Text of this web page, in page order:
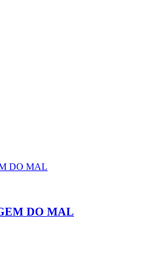
DO MAL